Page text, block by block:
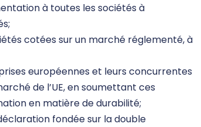
à toutes les sociétés à
cotées sur un marché réglementé, à
européennes et leurs concurrentes
de l’UE, en soumettant ces
en matière de durabilité;
fondée sur la double